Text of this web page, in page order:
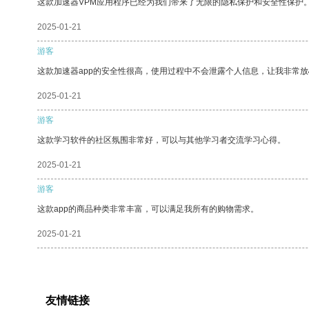
这款加速器VPM应用程序已经为我们带来了无限的隐私保护和安全性保护
2025-01-21
游客
这款加速器app的安全性很高，使用过程中不会泄露个人信息，让我非常
2025-01-21
游客
这款学习软件的社区氛围非常好，可以与其他学习者交流学习心得。
2025-01-21
游客
这款app的商品种类非常丰富，可以满足我所有的购物需求。
2025-01-21
友情链接